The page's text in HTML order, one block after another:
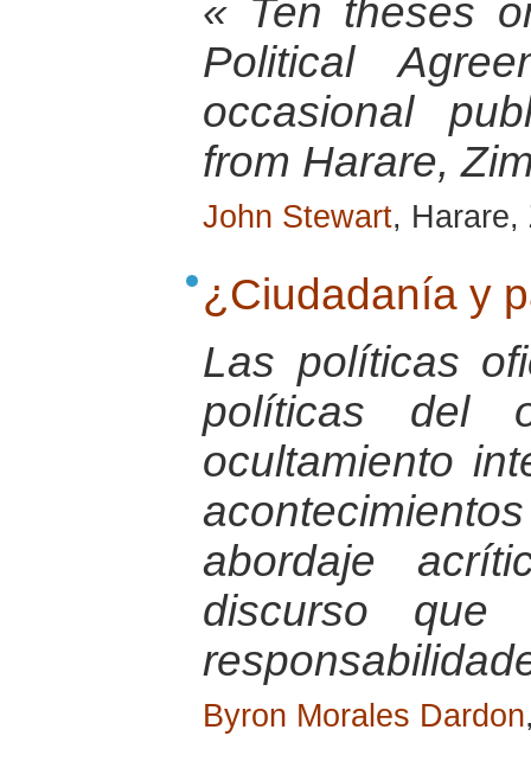
« Ten theses
Political
occasional
from Harare,
John Stewart, Harare,
¿Ciudadanía y
Las políticas
políticas del
ocultamiento
abordaje
discurso que
Byron Morales Dardon